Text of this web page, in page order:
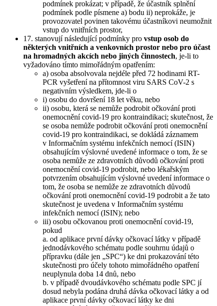
podmínek prokázat; v případě, že účastník splnění
podmínek podle písmene a) bodu ii) neprokáže, je
provozovatel povinen takovému účastníkovi neumožnit
vstup do vnitřních prostor,
17. stanovují následující podmínky pro vstup osob do
některých vnitřních a venkovních prostor nebo pro účast
na hromadných akcích nebo jiných činnostech, je-li to
vyžadováno tímto mimořádným opatřením:
a) osoba absolvovala nejdéle před 72 hodinami RT-
PCR vyšetření na přítomnost viru SARS CoV-2 s
negativním výsledkem, jde-li o
i) osobu do dovršení 18 let věku, nebo
ii) osobu, která se nemůže podrobit očkování proti
onemocnění covid-19 pro kontraindikaci; skutečnost, že
se osoba nemůže podrobit očkování proti onemocnění
covid-19 pro kontraindikaci, se dokládá záznamem
v Informačním systému infekčních nemocí (ISIN)
obsahujícím výslovné uvedené informace o tom, že se
osoba nemůže ze zdravotních důvodů očkování proti
onemocnění covid-19 podrobit, nebo lékařským
potvrzením obsahujícím výslovné uvedení informace o
tom, že osoba se nemůže ze zdravotních důvodů
očkování proti onemocnění covid-19 podrobit a že tato
skutečnost je uvedena v Informačním systému
infekčních nemocí (ISIN); nebo
iii) osobu očkovanou proti onemocnění covid-19,
pokud
a. od aplikace první dávky očkovací látky v případě
jednodávkového schématu podle souhrnu údajů o
přípravku (dále jen „SPC“) ke dni prokazování této
skutečnosti pro účely tohoto mimořádného opatření
neuplynula doba 14 dnů, nebo
b. v případě dvoudávkového schématu podle SPC jí
dosud nebyla podána druhá dávka očkovací látky a od
aplikace první dávky očkovací látky ke dni